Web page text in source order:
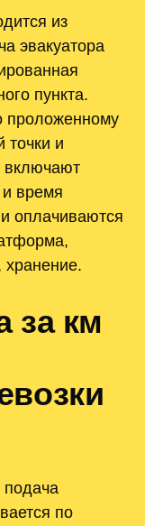
из
эвакуатора
пункта.
проложенному
точки и
включают
время
оплачиваются
за км
по